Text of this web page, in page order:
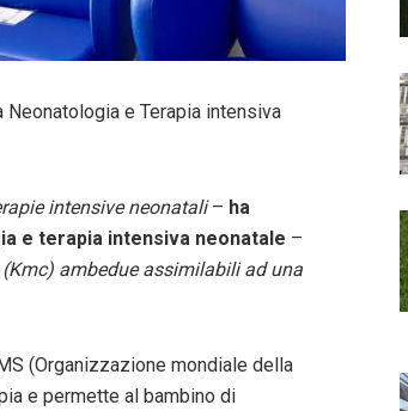
e Terapia intensiva
intensive neonatali– ha
e terapia intensiva neonatale –
ambedue assimilabili ad una
(Organizzazione mondiale della
e permette al bambino di